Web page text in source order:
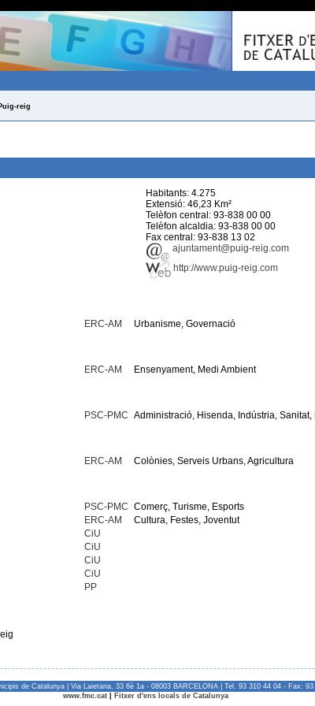
Puig-reig
Habitants: 4.275
Extensió: 46,23 Km²
Telèfon central: 93-838 00 00
Telèfon alcaldia: 93-838 00 00
Fax central: 93-838 13 02
ajuntament@puig-reig.com
http://www.puig-reig.com
ERC-AM Urbanisme, Governació
ERC-AM Ensenyament, Medi Ambient
PSC-PMC Administració, Hisenda, Indústria, Sanitat,
ERC-AM Colònies, Serveis Urbans, Agricultura
PSC-PMC Comerç, Turisme, Esports
ERC-AM
Cultura, Festes, Joventut
CiU
CiU
CiU
CiU
PP
de Catalunya | Via Laietana, 33 6è 1a - 08003 BARCELONA | Tel. 93 310 44 04 - Fax: 93
www.fmc.cat
Fitxer d'ens locals de Catalunya